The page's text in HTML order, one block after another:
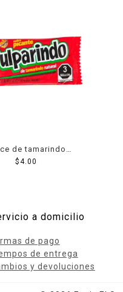
de tamarindo
extra picante 14 g
$4.00
a domicilio
de pago
de entrega
y devoluciones